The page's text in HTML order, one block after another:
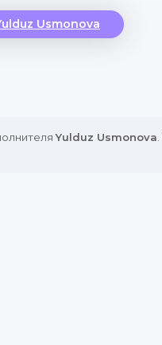
Usmonova
Yulduz Usmonova